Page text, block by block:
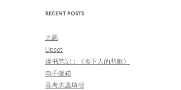
雁过留痕
朝花夕「拾」
RECENT POSTS
无题
Upset
读书笔记：《乡下人的悲歌》
电子邮箱
高考志愿填报